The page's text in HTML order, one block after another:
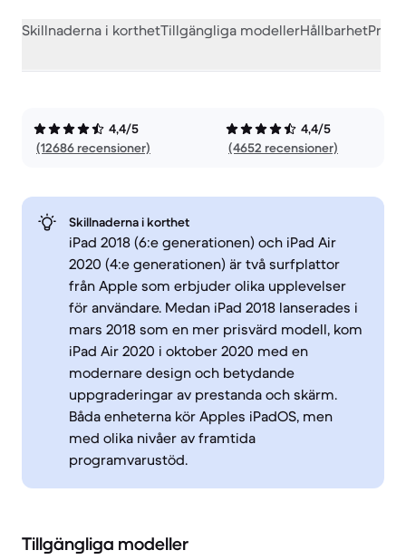
Skillnaderna i korthetTillgängliga modellerHållbarhet
4,4/5
(12686 recensioner)
4,4/5
(4652 recensioner)
Skillnaderna i korthet
iPad 2018 (6:e generationen) och iPad Air
2020 (4:e generationen) är två surfplattor
från Apple som erbjuder olika upplevelser
för användare. Medan iPad 2018 lanserades i
mars 2018 som en mer prisvärd modell, kom
iPad Air 2020 i oktober 2020 med en
modernare design och betydande
uppgraderingar av prestanda och skärm.
Båda enheterna kör Apples iPadOS, men
med olika nivåer av framtida
programvarustöd.
Tillgängliga modeller